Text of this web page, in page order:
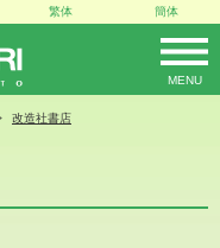
MENU
繁体 簡体
改造社書店